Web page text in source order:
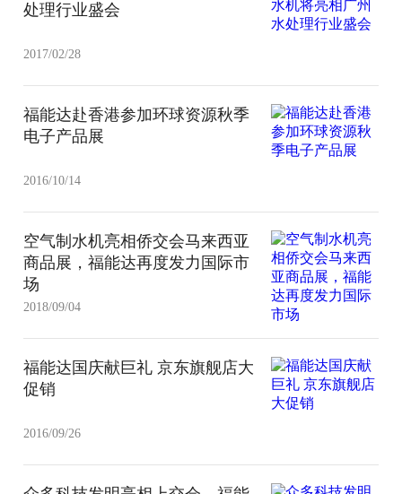
处理行业盛会
2017/02/28
福能达赴香港参加环球资源秋季
电子产品展
2016/10/14
空气制水机亮相侨交会马来西亚
商品展，福能达再度发力国际市
场
2018/09/04
福能达国庆献巨礼 京东旗舰店大
促销
2016/09/26